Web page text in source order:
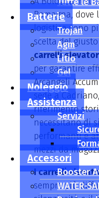
Batterie
Trojan
Agm
Litio
Gel
Noleggio
Assistenza
Servizi
Accessori
Booster
WATER-
Romagna, dove
logistica sono
scelta del
carrelli
per garantire
Arcangeli
sede a
riferimento
necessitano di
performanti e
mezzi da
I carrelli
sempre più